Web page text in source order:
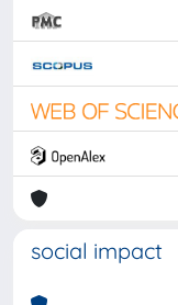
social impact